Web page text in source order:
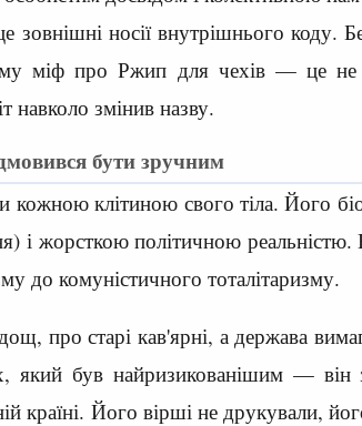
носії внутрішнього коду.
міф про Ржип для чехів — це не
навколо змінив назву.
бути зручним
клітиною свого тіла. Його
і жорсткою політичною
до комуністичного тоталітаризму.
про старі кав'ярні, а держава
який був найризикованішим —
країні. Його вірші не друкували,